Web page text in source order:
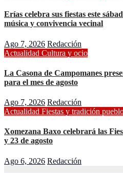
Erías celebra sus fiestas este
música y convivencia vecinal
Ago 7, 2026 Redacción
Actualidad Cultura y ocio
La Casona de Campomanes
para el mes de agosto
Ago 7, 2026 Redacción
Actualidad Fiestas y tradición
Xomezana Baxo celebrará las
y 23 de agosto
Ago 6, 2026 Redacción